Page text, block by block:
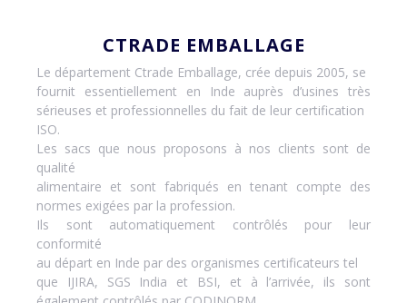
CTRADE EMBALLAGE
Le département Ctrade Emballage, crée depuis 2005, se
fournit essentiellement en Inde auprès d’usines très
sérieuses et professionnelles du fait de leur certification
ISO.
Les sacs que nous proposons à nos clients sont de
qualité
alimentaire et sont fabriqués en tenant compte des
normes exigées par la profession.
Ils sont automatiquement contrôlés pour leur
conformité
au départ en Inde par des organismes certificateurs tel
que IJIRA, SGS India et BSI, et à l’arrivée, ils sont